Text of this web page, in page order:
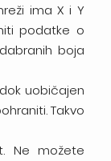
ima X i Y
podatke o
boja
uobičajen
Takvo
Ne možete